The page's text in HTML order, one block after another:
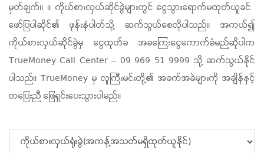
မှတ်ချက်။ ။ ကိုယ်စားလှယ်ဆိုင်ခွဲများတွင် ​ငွေသွား​ရောက်မထုတ်ယူခင် ​
ဖော်ပြပါဆိုင်၏ ဖုန်းနံပါတ်သို့ ဆက်သွယ်​စေလိုပါသည်။ အကယ်၍
ကိုယ်စားလှယ်ဆိုင်ခွဲမှ ​ငွေထုတ်ခ အခ​ကြေး​ငွေ​ကောက်ခံမည်ဆိုပါက
TrueMoney Call Center – 09 969 51 9999 သို့ ဆက်​သွယ်နိုင်
ပါသည်။ TrueMoney မှ လူကြီးမင်းတို့၏ အခက်အခဲများကို အချိန်နှင့်
တ​ပြေးညီ ​ဖြေရှင်း​ပေးသွားပါမည်။